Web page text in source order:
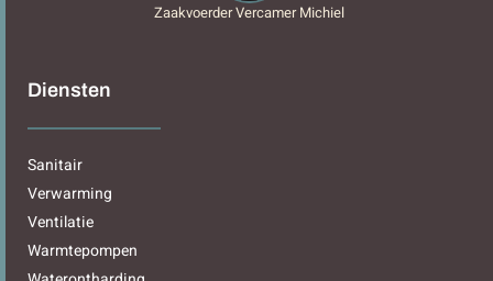
Zaakvoerder Vercamer Michiel
Diensten
Sanitair
Verwarming
Ventilatie
Warmtepompen